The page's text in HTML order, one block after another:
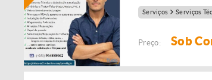
Serviços Serviços
Preço: Sob